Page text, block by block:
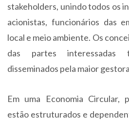
stakeholders, unindo todos os
acionistas, funcionários das
local e meio ambiente. Os
das partes interessadas
disseminados pela maior
Em uma Economia Circular,
estão estruturados e